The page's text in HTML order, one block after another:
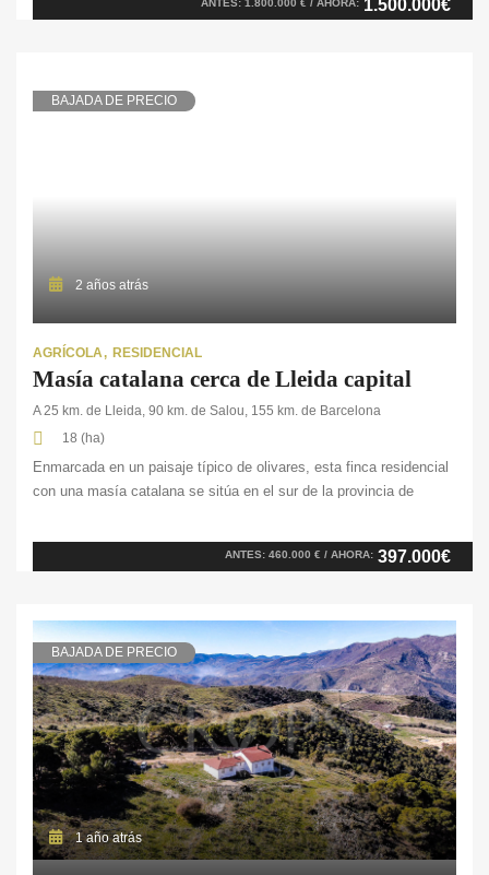
paisajes de ensueño. Con una extensión de 170 ha. la propiedad
ANTES: 1.800.000 € / AHORA: 1.500.000€
BAJADA DE PRECIO
2 años atrás
AGRÍCOLA RESIDENCIAL
Masía catalana cerca de Lleida capital
A 25 km. de Lleida, 90 km. de Salou, 155 km. de Barcelona
18 (ha)
Enmarcada en un paisaje típico de olivares, esta finca residencial
con una masía catalana se sitúa en el sur de la provincia de
mediterráneo de colinas y llanuras onduladas la finca ofrece unas
vistas espectaculares y la tranquilidad propia de la zona. […]
ANTES: 460.000 € / AHORA: 397.000€
BAJADA DE PRECIO
1 año atrás